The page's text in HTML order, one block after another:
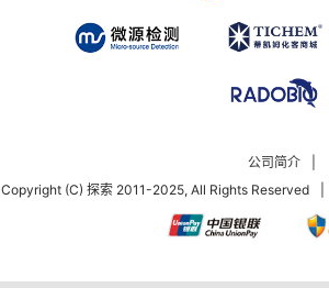
公司简介
Copyright (C) 探索 2011-2025, All Rights Reserved